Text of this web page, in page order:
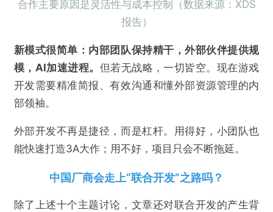
合作主要原因是灵活性与成本控制（数据来源：XDS
报告）
新模式很简单：内部团队保持精干，外部伙伴提供规
模， AI加速进程。 但若无战略，一切皆空。现在游戏
开发需要精准简报、有效沟通和懂外部资源管理的内
部领袖。
外部开发不再是捷径，而是杠杆。用得好，小团队也
能快速打造3A大作；用不好，项目只会不断拖延。
中国厂商会走上“联合开发”之路吗？
除了上述十个主题讨论，文章还对联合开发的产生背